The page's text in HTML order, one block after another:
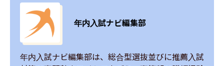
年内入試ナビ編集部
年内入試ナビ編集部は、総合型選抜並びに推薦入試